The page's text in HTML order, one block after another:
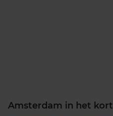
Amsterdam in het kort